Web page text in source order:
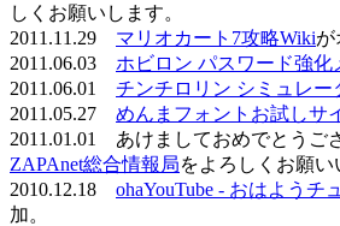
しくお願いします。
2011.11.29 マリオカート7攻略Wikiが
2011.06.03 ホビロン パスワード強化
2011.06.01 チンチロリン シミュレー
2011.05.27 めんまフォントお試しサ
2011.01.01 あけましておめでとうご
ZAPAnet総合情報局をよろしくお願い
2010.12.18 ohaYouTube - おはようチ
加。